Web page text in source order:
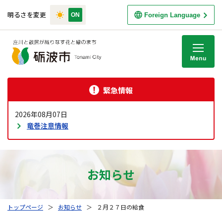
明るさを変更 Foreign Language
緊急情報
2026年08月07日
竜巻注意情報
お知らせ
トップページ ＞ お知らせ ＞ ２月２７日の給食